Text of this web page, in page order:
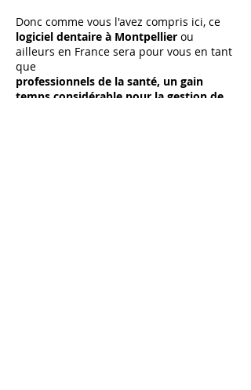
Donc comme vous l'avez compris ici, ce
logiciel dentaire à Montpellier ou
ailleurs en France sera pour vous en tant
que
professionnels de la santé, un gain
temps considérable pour la gestion de